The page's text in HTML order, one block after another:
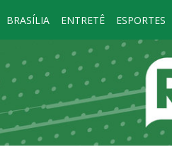
BRASÍLIA ENTRETÊ ESPORTES